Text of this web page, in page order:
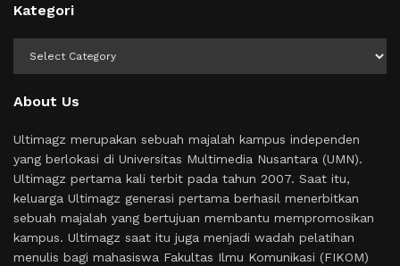
Kategori
About Us
Ultimagz merupakan sebuah majalah kampus independen
yang berlokasi di Universitas Multimedia Nusantara (UMN).
Ultimagz pertama kali terbit pada tahun 2007. Saat itu,
keluarga Ultimagz generasi pertama berhasil menerbitkan
sebuah majalah yang bertujuan membantu mempromosikan
kampus. Ultimagz saat itu juga menjadi wadah pelatihan
menulis bagi mahasiswa Fakultas Ilmu Komunikasi (FIKOM)